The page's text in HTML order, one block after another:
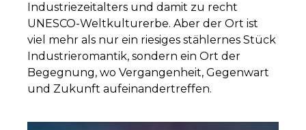
Industriezeitalters und damit zu recht
UNESCO-Weltkulturerbe. Aber der Ort ist
viel mehr als nur ein riesiges stählernes Stück
Industrieromantik, sondern ein Ort der
Begegnung, wo Vergangenheit, Gegenwart
und Zukunft aufeinandertreffen.